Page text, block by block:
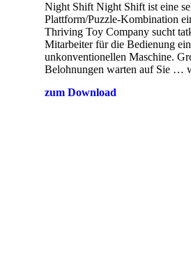
Night Shift Night Shift ist eine
Plattform/Puzzle-Kombination
Thriving Toy Company sucht
Mitarbeiter für die Bedienung
unkonventionellen Maschine.
Belohnungen warten auf Sie …
zum Download